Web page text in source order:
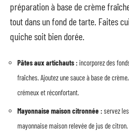
préparation à base de crème
tout dans un fond de tarte. Faites
quiche soit bien dorée.
Pâtes aux artichauts :incorporez des
fraîches. Ajoutez une sauce à base de
crémeux et réconfortant.
Mayonnaise maison citronnée :servez
mayonnaise maison relevée de jus de